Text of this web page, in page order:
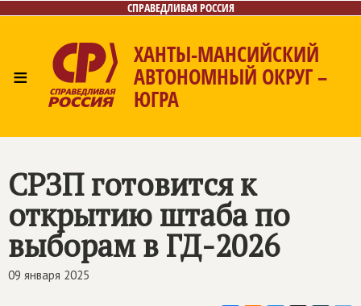
СПРАВЕДЛИВАЯ РОССИЯ
≡
ХАНТЫ-МАНСИЙСКИЙ
АВТОНОМНЫЙ ОКРУГ –
ЮГРА
СРЗП готовится к
открытию штаба по
выборам в ГД-2026
09 января 2025